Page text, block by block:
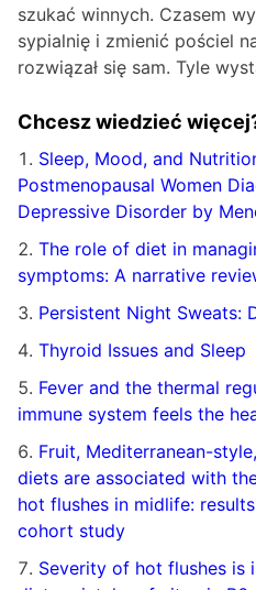
szukać winnych. Czasem
sypialnię i zmienić pościel
rozwiązał się sam. Tyle
Chcesz wiedzieć
Sleep, Mood, and
Postmenopausal Women
Depressive Disorder by
The role of diet in
symptoms: A narrative
Persistent Night Sweats:
Thyroid Issues and Sleep
Fever and the thermal
immune system feels the
Fruit, Mediterranean-
diets are associated with
hot flushes in midlife:
cohort study
Severity of hot flushes is